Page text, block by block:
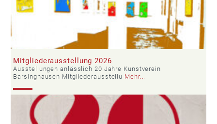
Mitgliederausstellung 2026
Ausstellungen anlässlich 20 Jahre Kunstverein
Barsinghausen Mitgliederausstellu Mehr...